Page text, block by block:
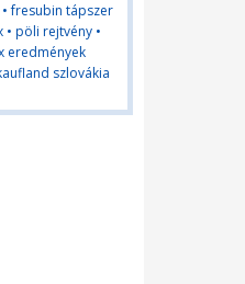
•fresubin tápszer
• pöli rejtvény •
eredmények
szlovákia